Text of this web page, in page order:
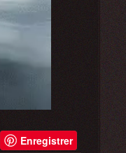
Enregistrer